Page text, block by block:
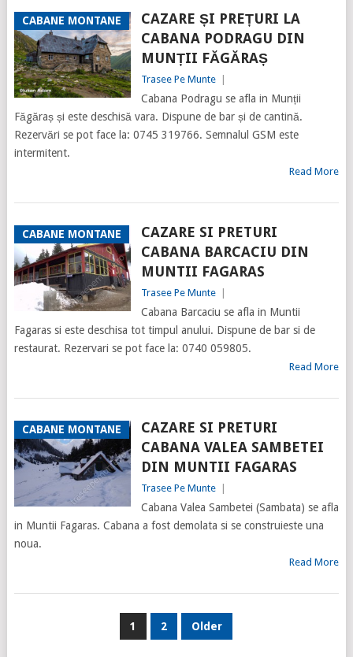
CABANE MONTANE
CAZARE ȘI PREȚURI LA
CABANA PODRAGU DIN
MUNȚII FĂGĂRAȘ
Trasee Pe Munte
Cabana Podragu se afla in Munții
Făgăraș și este deschisă vara. Dispune de bar și de cantină.
Rezervări se pot face la: 0745 319766. Semnalul GSM este
intermitent.
Read More
CABANE MONTANE
CAZARE SI PRETURI
CABANA BARCACIU DIN
MUNTII FAGARAS
Trasee Pe Munte
Cabana Barcaciu se afla in Muntii
Fagaras si este deschisa tot timpul anului. Dispune de bar si de
restaurat. Rezervari se pot face la: 0740 059805.
Read More
CABANE MONTANE
CAZARE SI PRETURI
CABANA VALEA SAMBETEI
DIN MUNTII FAGARAS
Trasee Pe Munte
Cabana Valea Sambetei (Sambata) se afla
in Muntii Fagaras. Cabana a fost demolata si se construieste una
noua.
Read More
1 2 Older